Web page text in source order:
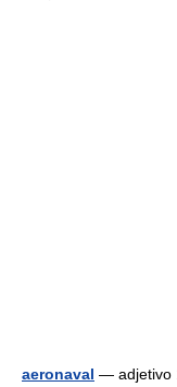
aeronaval — adjetivo